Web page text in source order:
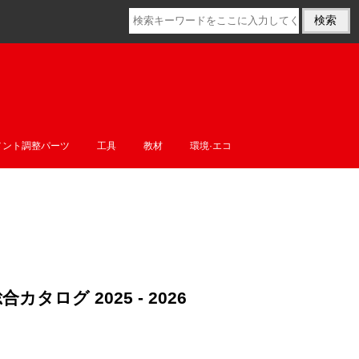
ント調整パーツ 工具 教材 環境·エコ
カタログ 2025 - 2026